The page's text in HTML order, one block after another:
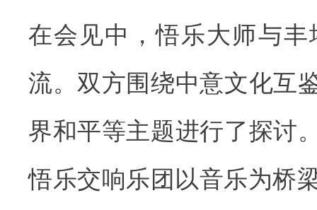
在会见中，悟乐大师与
流。双方围绕中意文化互
界和平等主题进行了探讨
悟乐交响乐团以音乐为桥